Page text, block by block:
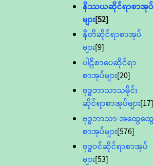
နိဿယဆိုင်ရာစာအုပ်
များ[52]
နီတိဆိုင်ရာစာအုပ်
များ[9]
ပါဠိစာပေဆိုင်ရာ
စာအုပ်များ[20]
ဗုဒ္ဓဘာသာသမိုင်း
ဆိုင်ရာစာအုပ်များ[17]
ဗုဒ္ဓဘာသာ-အထွေထွေ
စာအုပ်များ[576]
ဗုဒ္ဓဝင်ဆိုင်ရာစာအုပ်
များ[53]